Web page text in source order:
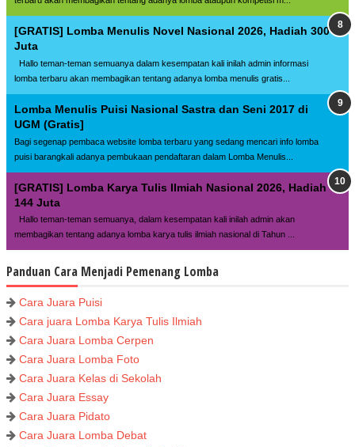
[GRATIS] Lomba Menulis Novel Nasional 2026, Hadiah 300
Juta
Hallo teman-teman semuanya dalam kesempatan kali inilah admin informasi
lomba terbaru akan membagikan tentang adanya lomba menulis gratis...
Lomba Menulis Puisi Nasional Sastra dan Seni 2017 di
UGM (Gratis]
Bagi segenap pembaca website lomba terbaru yang sedang mencari info lomba
puisi barangkali adanya pembukaan pendaftaran dalam Lomba Menulis...
[GRATIS] Lomba Karya Tulis Ilmiah Nasional 2026, Hadiah
144 Juta
Hallo teman-teman semuanya, dalam kesempatan kali inilah admin akan
membagikan tentang adanya lomba karya tulis ilmiah nasional di Tahun ...
Panduan Cara Menjadi Pemenang Lomba
Cara Juara Puisi
Cara juara Lomba Karya Tulis Ilmiah
Cara Juara Lomba Cerpen
Cara Juara Lomba Foto
Cara Juara Kelas di Sekolah
Cara Juara Essay
Cara Juara Pidato
Cara Juara Lomba Debat